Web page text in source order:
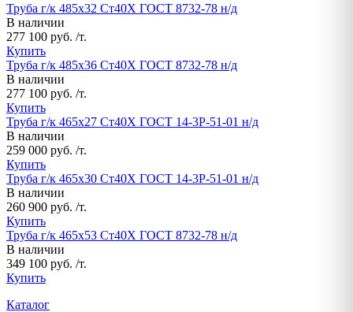
Труба г/к 485х32 Ст40Х ГОСТ 8732-78 н/д
В наличии
277 100 руб. /т.
Купить
Труба г/к 485х36 Ст40Х ГОСТ 8732-78 н/д
В наличии
277 100 руб. /т.
Купить
Труба г/к 465х27 Ст40Х ГОСТ 14-3Р-51-01 н/д
В наличии
259 000 руб. /т.
Купить
Труба г/к 465х30 Ст40Х ГОСТ 14-3Р-51-01 н/д
В наличии
260 900 руб. /т.
Купить
Труба г/к 465х53 Ст40Х ГОСТ 8732-78 н/д
В наличии
349 100 руб. /т.
Купить
Каталог